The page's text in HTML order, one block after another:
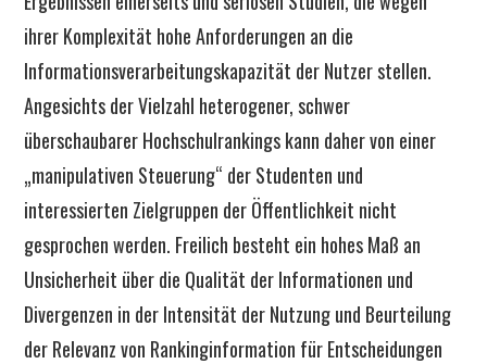
ihrer Komplexität hohe Anforderungen an die
Informationsverarbeitungskapazität der Nutzer stellen.
Angesichts der Vielzahl heterogener, schwer
überschaubarer Hochschulrankings kann daher von einer
„manipulativen Steuerung“ der Studenten und
interessierten Zielgruppen der Öffentlichkeit nicht
gesprochen werden. Freilich besteht ein hohes Maß an
Unsicherheit über die Qualität der Informationen und
Divergenzen in der Intensität der Nutzung und Beurteilung
der Relevanz von Rankinginformation für Entscheidungen